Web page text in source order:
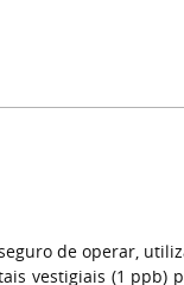
de operar,
vestigiais (1 ppb)